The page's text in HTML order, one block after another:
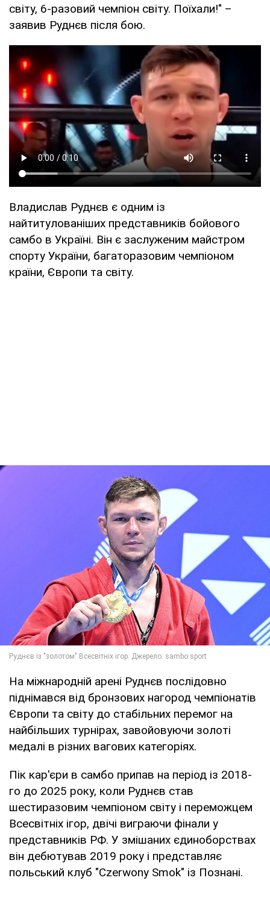
світу, 6-разовий чемпіон світу. Поїхали!" –
заявив Руднєв після бою.
Владислав Руднєв є одним із
найтитулованіших представників бойового
самбо в Україні. Він є заслуженим майстром
спорту України, багаторазовим чемпіоном
країни, Європи та світу.
На міжнародній арені Руднєв послідовно
піднімався від бронзових нагород чемпіонатів
Європи та світу до стабільних перемог на
найбільших турнірах, завойовуючи золоті
медалі в різних вагових категоріях.
Пік кар'єри в самбо припав на період із 2018-
го до 2025 року, коли Руднєв став
шестиразовим чемпіоном світу і переможцем
Всесвітніх ігор, двічі виграючи фінали у
представників РФ. У змішаних єдиноборствах
він дебютував 2019 року і представляє
польський клуб "Czerwony Smok" із Познані.